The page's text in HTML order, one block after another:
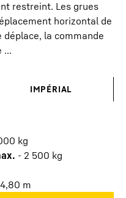
restreint. Les grues
horizontal de
déplace, la commande
...
IMPÉRIAL
kg
- 2 500 kg
m